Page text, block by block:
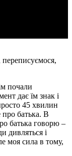
почали
дає їм знак і
45 хвилин
про батька. В
батька говорю –
дивляться і
моя сила в тому,